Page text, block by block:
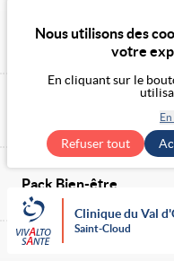
Nous utilisons des
votre
En cliquant sur le
Refuser tout
Clinique du Val
Saint-Cloud
Diner
Pack Bien-être